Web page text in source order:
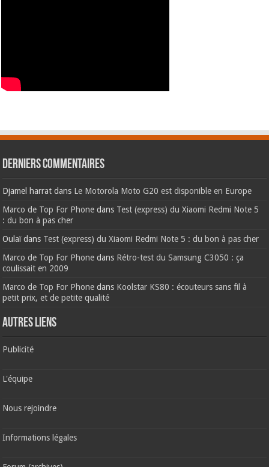
Derniers commentaires
Djamel harrat dans Le Motorola Moto G20 est disponible en Europe
Marco de Top For Phone dans Test (express) du Xiaomi Redmi Note 5
: du bon à pas cher
Oulaïdans Test (express) du Xiaomi Redmi Note 5 : du bon à pas cher
Marco de Top For Phone dans Rétro-test du Samsung C3050 : ça
coulissait en 2009
Marco de Top For Phone dans Koolstar KS80 : écouteurs sans fil à
petit prix, et de petite qualité
AUTRES LIENS
Publicité
L'équipe
Nous rejoindre
Informations légales